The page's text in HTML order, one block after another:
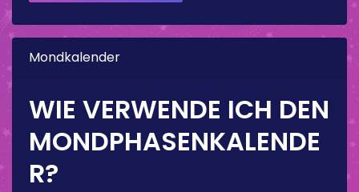
Mondkalender
WIE VERWENDE ICH DEN
MONDPHASENKALENDE
R?